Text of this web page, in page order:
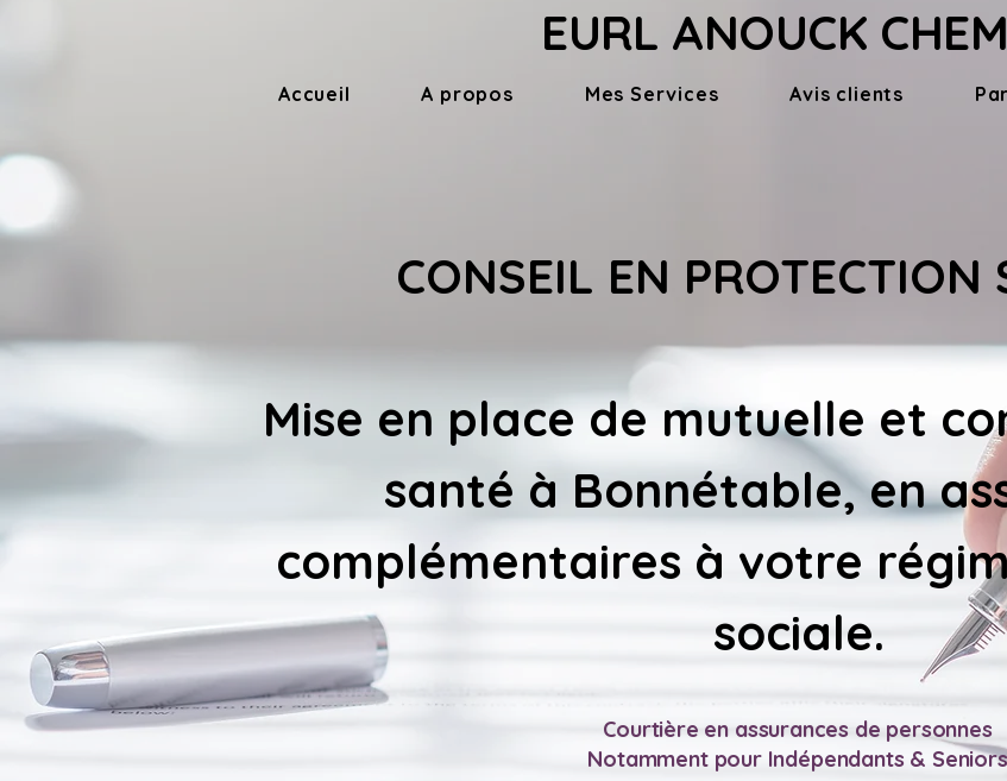
EURL ANOUCK
Accueil A propos Mes Services Avis clients
CONSEIL EN PROTECTION
Mise en place de mutuelle et
santé à Bonnétable, en
complémentaires à votre
sociale.
Courtière en assurances de personnes
Notamment pour Indépendants & Seniors